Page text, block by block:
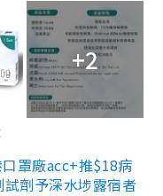
+2
罩廠acc+推$18病
劑予深水埗露宿者